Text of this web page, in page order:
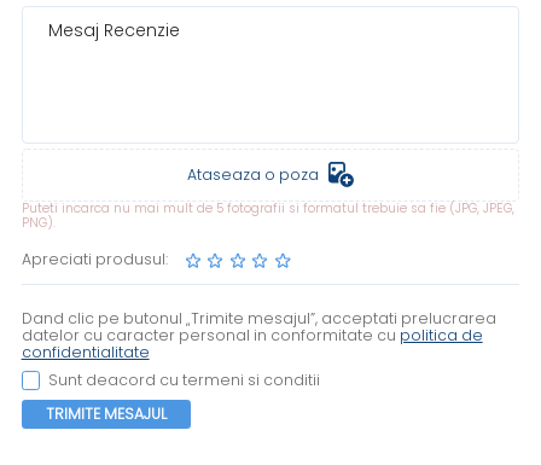
Mesaj Recenzie
Ataseaza o poza
Puteti incarca nu mai mult de 5 fotografii si formatul trebuie sa fie (JPG, JPEG,
PNG).
Apreciati produsul:
Dand clic pe butonul „Trimite mesajul”, acceptati prelucrarea
datelor cu caracter personal in conformitate cu politica de
confidentialitate
Sunt deacord cu termeni si conditii
TRIMITE MESAJUL